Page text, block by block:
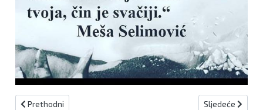
Prethodni članak: Samo kultura
Prethodni Sljedeći članak:
Sljedeće